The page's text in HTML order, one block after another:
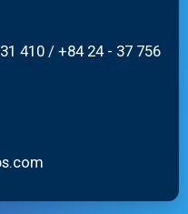
410 / +84 24 - 37 756